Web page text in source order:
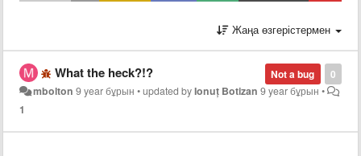
Жаңа өзгерістермен
0
Not a bug
What the heck?!?
mbolton 9 year бұрын •updated byIonuț Botizan 9 year бұрын •
1